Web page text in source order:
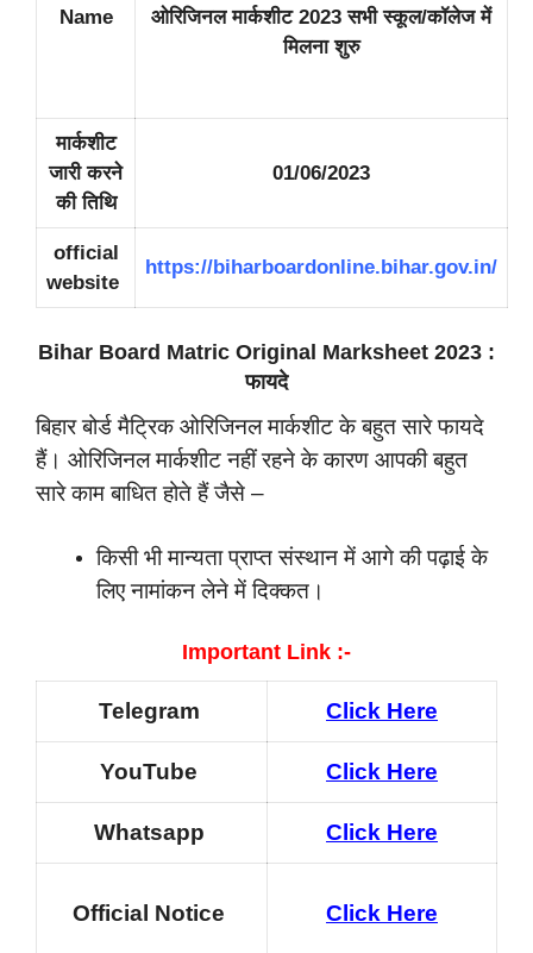
Name
ओरिजिनल मार्कशीट 2023 सभी स्कूल/कॉलेज में
मिलना शुरु
मार्कशीट
जारी करने
की तिथि
01/06/2023
official
website
https://biharboardonline.bihar.gov.in/
Bihar Board Matric Original Marksheet 2023 :
फायदे
बिहार बोर्ड मैट्रिक ओरिजिनल मार्कशीट के बहुत सारे फायदे
हैं। ओरिजिनल मार्कशीट नहीं रहने के कारण आपकी बहुत
सारे काम बाधित होते हैं जैसे –
किसी भी मान्यता प्राप्त संस्थान में आगे की पढ़ाई के
लिए नामांकन लेने में दिक्कत।
Important Link :-
Telegram Click Here
YouTube Click Here
Whatsapp Click Here
Official Notice Click Here